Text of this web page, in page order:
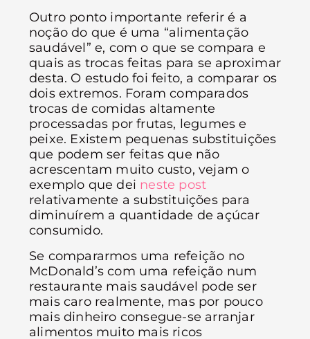
Outro ponto importante referir é a
noção do que é uma “alimentação
saudável” e, com o que se compara e
quais as trocas feitas para se aproximar
desta. O estudo foi feito, a comparar os
dois extremos. Foram comparados
trocas de comidas altamente
processadas por frutas, legumes e
peixe. Existem pequenas substituições
que podem ser feitas que não
acrescentam muito custo, vejam o
exemplo que dei neste post
relativamente a substituições para
diminuírem a quantidade de açúcar
consumido.
Se compararmos uma refeição no
McDonald’s com uma refeição num
restaurante mais saudável pode ser
mais caro realmente, mas por pouco
mais dinheiro consegue-se arranjar
alimentos muito mais ricos